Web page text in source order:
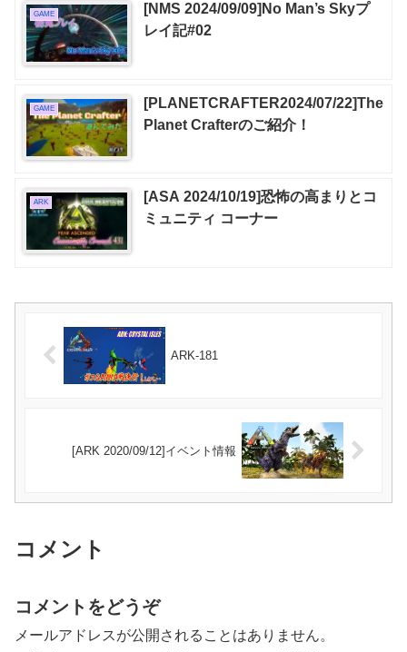
GAME
[NMS 2024/09/09]No Man’s Skyプ
レイ記#02
GAME
[PLANETCRAFTER2024/07/22]The
Planet Crafterのご紹介！
ARK
[ASA 2024/10/19]恐怖の高まりとコ
ミュニティ コーナー
ARK-181
[ARK 2020/09/12]イベント情報
コメント
コメントをどうぞ
メールアドレスが公開されることはありません。